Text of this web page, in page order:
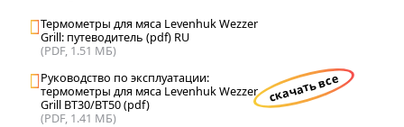
Термометры для мяса Levenhuk Wezzer
Grill: путеводитель (pdf) RU
(PDF, 1.51 МБ)
Руководство по эксплуатации:
термометры для мяса Levenhuk Wezzer
Grill BT30/BT50 (pdf)
(PDF, 1.41 МБ)
скачать все